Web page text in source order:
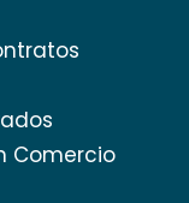
Comercio